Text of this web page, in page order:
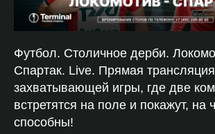
Футбол. Столичное дерби.
Спартак. Live. Прямая трансляция
захватывающей игры, где две
встретятся на поле и покажут, на
способны!